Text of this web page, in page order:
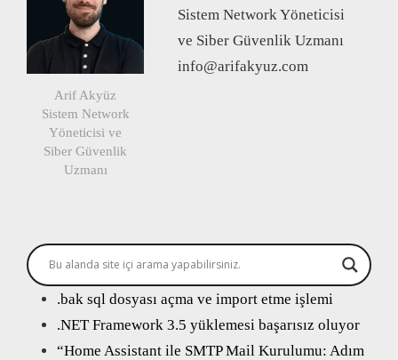
Arif Akyüz
Sistem Network
Yöneticisi ve
Siber Güvenlik
Uzmanı
Sistem Network Yöneticisi
ve Siber Güvenlik Uzmanı
info@arifakyuz.com
.bak sql dosyası açma ve import etme işlemi
.NET Framework 3.5 yüklemesi başarısız oluyor
“Home Assistant ile SMTP Mail Kurulumu: Adım